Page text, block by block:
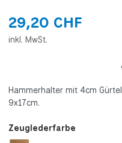
29,20 CHF
inkl. MwSt.
Hammerhalter mit 4cm
9x17cm.
Zeuglederfarbe